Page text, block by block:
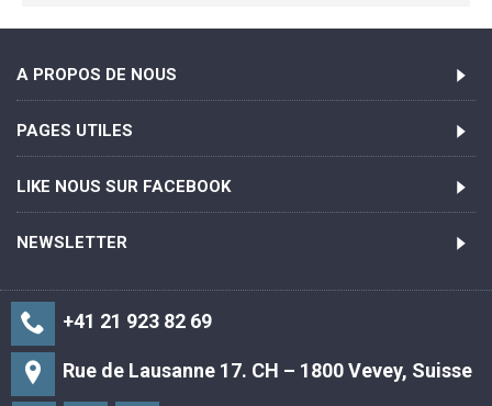
A PROPOS DE NOUS
PAGES UTILES
LIKE NOUS SUR FACEBOOK
NEWSLETTER
+41 21 923 82 69
Rue de Lausanne 17. CH – 1800 Vevey, Suisse